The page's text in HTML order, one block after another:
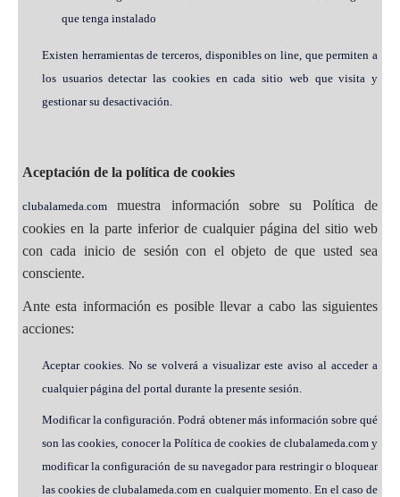
que tenga instalado
Existen herramientas de terceros, disponibles on line, que permiten a
los usuarios detectar las cookies en cada sitio web que visita y
gestionar su desactivación.
Aceptación de la política de cookies
clubalameda.com muestra información sobre su Política de
cookies en la parte inferior de cualquier página del sitio web
con cada inicio de sesión con el objeto de que usted sea
consciente.
Ante esta información es posible llevar a cabo las siguientes
acciones:
Aceptar cookies. No se volverá a visualizar este aviso al acceder a
cualquier página del portal durante la presente sesión.
Modificar la configuración. Podrá obtener más información sobre qué
son las cookies, conocer la Política de cookies de clubalameda.com y
modificar la configuración de su navegador para restringir o bloquear
las cookies de clubalameda.com en cualquier momento. En el caso de